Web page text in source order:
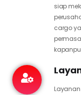
siap
cargo